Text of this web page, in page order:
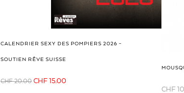
CALENDRIER SEXY DES POMPIERS 2026 –
SOUTIEN RÊVE SUISSE
CHF20.00 Le
CHF15.00Le
CHF